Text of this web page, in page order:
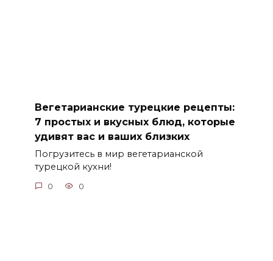
Вегетарианские турецкие рецепты:
7 простых и вкусных блюд, которые
удивят вас и ваших близких
Погрузитесь в мир вегетарианской
турецкой кухни!
0 0